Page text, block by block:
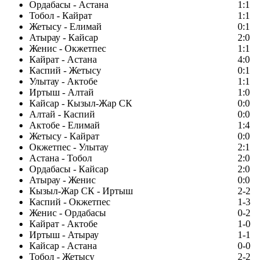
Ордабасы - Астана
1:1
Тобол - Кайрат
1:1
Жетысу - Елимай
0:1
Атырау - Кайсар
2:0
Женис - Окжетпес
1:1
Кайрат - Астана
4:0
Каспий - Жетысу
0:1
Улытау - Актобе
1:1
Иртыш - Алтай
1:0
Кайсар - Кызыл-Жар СК
0:0
Алтай - Каспий
0:0
Актобе - Елимай
1:4
Жетысу - Кайрат
0:0
Окжетпес - Улытау
2:1
Астана - Тобол
2:0
Ордабасы - Кайсар
2:0
Атырау - Женис
0:0
Кызыл-Жар СК - Иртыш
2-2
Каспий - Окжетпес
1-3
Женис - Ордабасы
0-2
Кайрат - Актобе
1-0
Иртыш - Атырау
1-1
Кайсар - Астана
0-0
Тобол - Жетысу
2-2